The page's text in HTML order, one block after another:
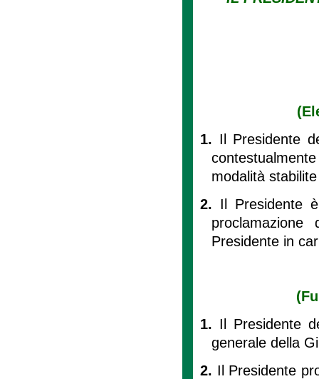
1. Il Presidente
modalità
2. Il Presidente
Presidente in
1. Il Presidente
generale della
2. Il Presidente